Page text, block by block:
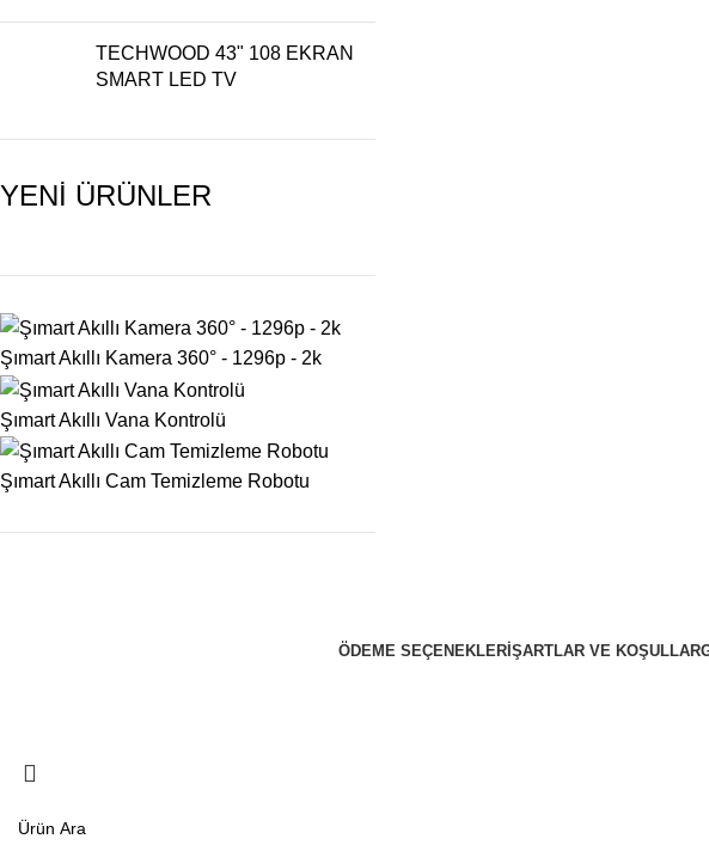
TECHWOOD 43" 108 EKRAN
SMART LED TV
YENİ ÜRÜNLER
Şımart Akıllı Kamera 360° - 1296p - 2k
Şımart Akıllı Vana Kontrolü
Şımart Akıllı Cam Temizleme Robotu
ÖDEME SEÇENEKLERI ŞARTLAR VE KOŞULLAR